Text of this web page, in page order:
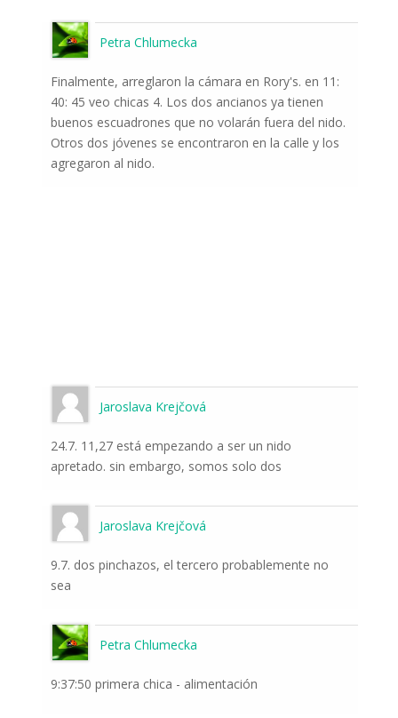
Petra Chlumecka
Finalmente, arreglaron la cámara en Rory's. en 11:
40: 45 veo chicas 4. Los dos ancianos ya tienen
buenos escuadrones que no volarán fuera del nido.
Otros dos jóvenes se encontraron en la calle y los
agregaron al nido.
Jaroslava Krejčová
24.7. 11,27 está empezando a ser un nido
apretado. sin embargo, somos solo dos
Jaroslava Krejčová
9.7. dos pinchazos, el tercero probablemente no
sea
Petra Chlumecka
9:37:50 primera chica - alimentación